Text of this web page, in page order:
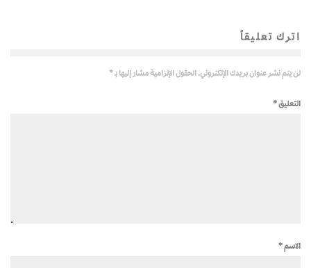
اترك تعليقاً
لن يتم نشر عنوان بريدك الإلكتروني. الحقول الإلزامية مشار إليها بـ*
التعليق*
الاسم*